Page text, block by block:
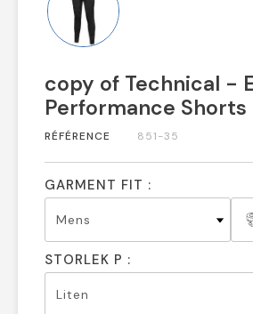
copy of Technical -
Performance Shorts
RÉFÉRENCE 851-35
GARMENT FIT :
STORLEK P :